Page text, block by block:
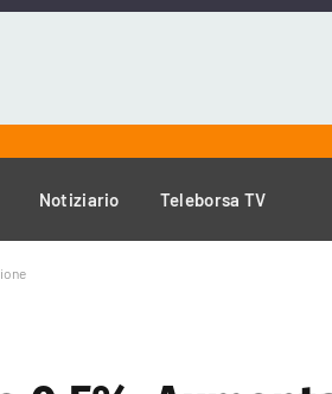
Notiziario Teleborsa TV